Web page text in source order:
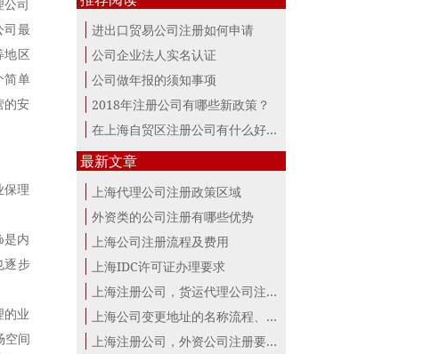
司
司最
地区
简单
的安
理
内
逐步
业
空间
进出口贸易公司注册如何申请
公司企业法人实名认证
公司做年报的须知事项
2018年注册公司有哪些新政策？
在上海自贸区注册公司有什么好处？
最新文章
上海代理公司注册政策区域
外资类的公司注册有哪些优势
上海公司注册流程及费用
上海IDC许可证办理要求
上海注册公司，货运代理公司注册条件！
上海公司变更地址的名称流程、材料、...
上海注册公司，外资公司注册要点！